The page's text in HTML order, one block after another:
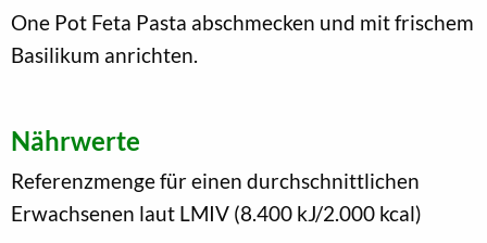
One Pot Feta Pasta abschmecken und mit frischem
Basilikum anrichten.
Nährwerte
Referenzmenge für einen durchschnittlichen
Erwachsenen laut LMIV (8.400 kJ/2.000 kcal)